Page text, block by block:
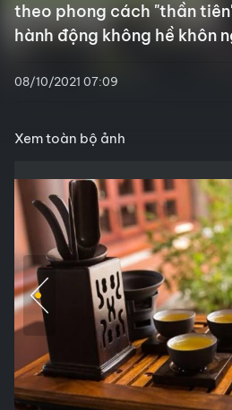
theo phong cách "thần
hành động không hề khôn
08/10/2021 07:09
Xem toàn bộ ảnh